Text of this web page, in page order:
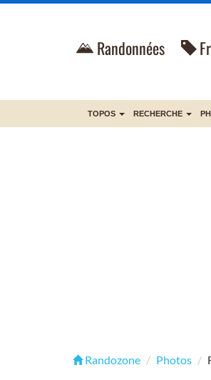
Randonnées
TOPOS RECHERCHE
Randozone Photos